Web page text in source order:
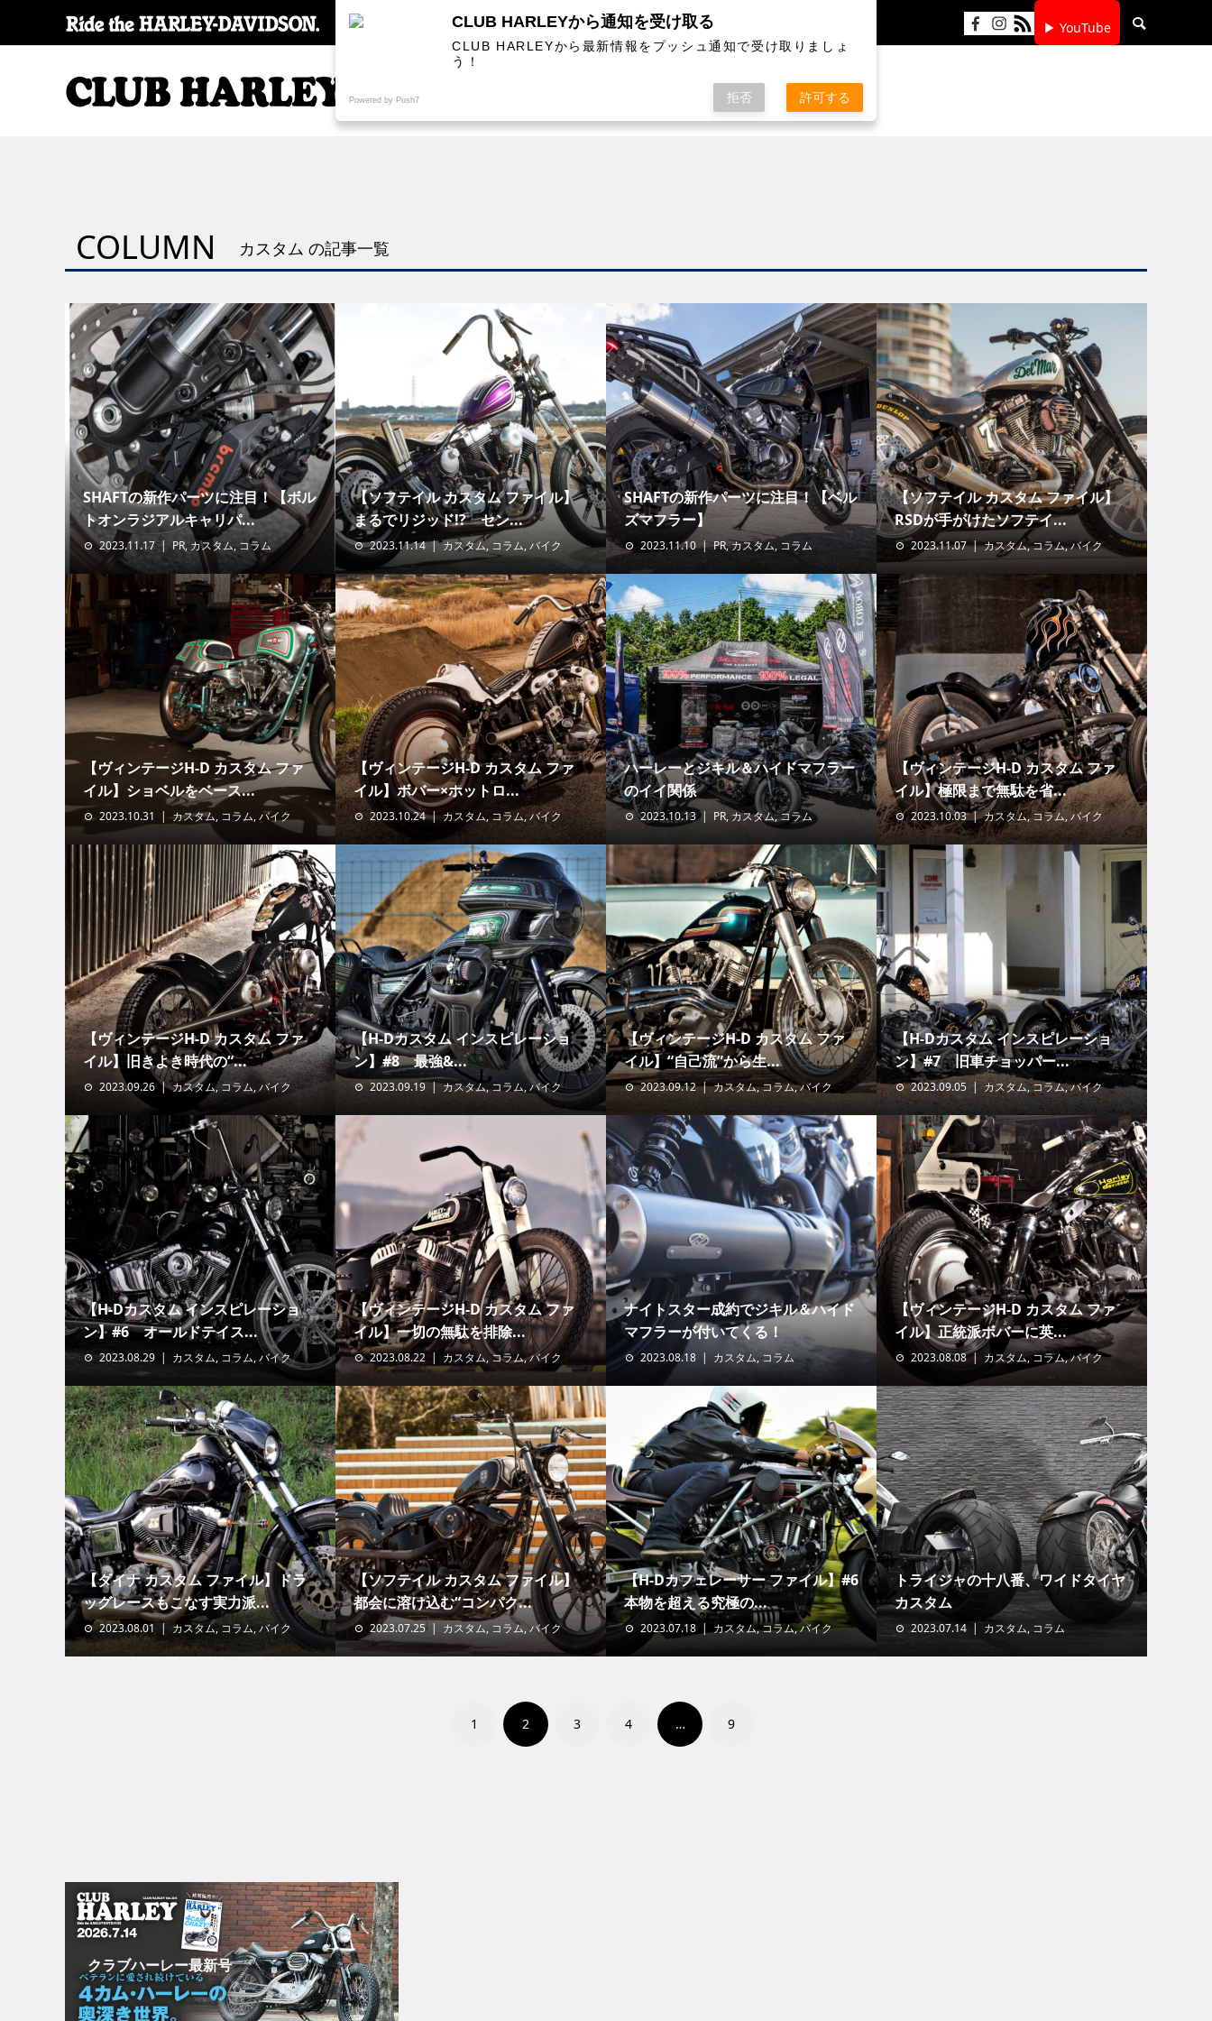
▶ YouTube
SPECIALCOLUMN
COLUMN カスタム の記事一覧
SHAFTの新作パーツに注目！【ボル
トオンラジアルキャリパ...
2023.11.17 PR, カスタム, コラム
【ソフテイル カスタム ファイル】
まるでリジッド!? セン...
2023.11.14 カスタム, コラム,バイク
SHAFTの新作パーツに注目！【ベル
ズマフラー】
2023.11.10 PR,カスタム, コラム
【ソフテイル カスタム ファイル】
RSDが手がけたソフテイ...
2023.11.07 カスタム,コラム,バイク
【ヴィンテージH-D カスタム ファ
イル】ショベルをベース...
2023.10.31 カスタム, コラム,バイク
【ヴィンテージH-D カスタム ファ
イル】ボバー×ホットロ...
2023.10.24 カスタム,コラム,バイク
ハーレーとジキル＆ハイドマフラー
のイイ関係
2023.10.13 PR, カスタム,コラム
【ヴィンテージH-D カスタム ファ
イル】極限まで無駄を省...
2023.10.03 カスタム,コラム,バイク
【ヴィンテージH-D カスタム ファ
イル】旧きよき時代の“...
2023.09.26 カスタム,コラム,バイク
【H-Dカスタム インスピレーショ
ン】#8 最強&...
2023.09.19 カスタム,コラム,バイク
【ヴィンテージH-D カスタム ファ
イル】“自己流”から生...
2023.09.12 カスタム,コラム,バイク
【H-Dカスタム インスピレーショ
ン】#7 旧車チョッパー...
2023.09.05 カスタム,コラム,バイク
【H-Dカスタム インスピレーショ
ン】#6 オールドテイス...
2023.08.29 カスタム, コラム,バイク
【ヴィンテージH-D カスタム ファ
イル】一切の無駄を排除...
2023.08.22 カスタム,コラム,バイク
ナイトスター成約でジキル＆ハイド
マフラーが付いてくる！
2023.08.18 カスタム,コラム
【ヴィンテージH-D カスタム ファ
イル】正統派ボバーに英...
2023.08.08 カスタム,コラム,バイク
【ダイナ カスタム ファイル】ドラ
ッグレースもこなす実力派...
2023.08.01 カスタム,コラム,バイク
【ソフテイル カスタム ファイル】
都会に溶け込む“コンパク...
2023.07.25 カスタム, コラム,バイク
【H-Dカフェレーサー ファイル】#6
本物を超える究極の...
2023.07.18 カスタム,コラム,バイク
トライジャの十八番、ワイドタイヤ
カスタム
2023.07.14 カスタム, コラム
1 2 3 4 … 9
クラブハーレー最新号
CLUB HARLEYから通知を受け取る
CLUB HARLEYから最新情報をプッシュ通知で受け取りましょ
う！
Powered by Push7 拒否 許可する